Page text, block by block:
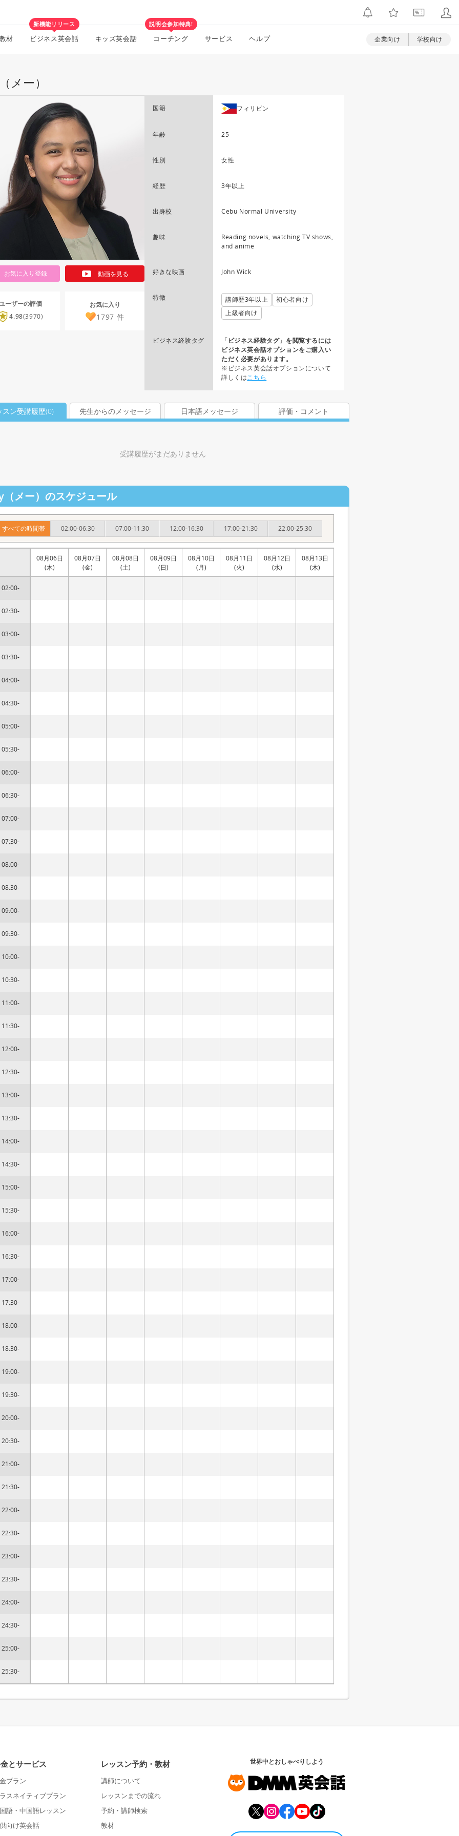
材
新機能リリース
ビジネス英会話 キッズ英会話
説明会参加特典!
コーチング サービス ヘルプ 企業向け 学校向け
メー）
お気に入り登録 動画を見る
ーザーの評価
4.98(3970)
お気に入り
1797 件
国籍 フィリピン
年齢 25
性別 女性
経歴 3年以上
出身校 Cebu Normal University
趣味
Reading novels, watching TV shows,
and anime
好きな映画 John Wick
特徴 講師歴3年以上
初心者向け
上級者向け
ビジネス経験タグ
「ビジネス経験タグ」を閲覧するには
ビジネス英会話オプションをご購入い
ただく必要があります。
※ビジネス英会話オプションについて
詳しくはこちら
スン受講履歴(0) 先生からのメッセージ 日本語メッセージ 評価・コメント
受講履歴がまだありません
メー）のスケジュール
すべての時間帯 02:00-06:30 07:00-11:30 12:00-16:30 17:00-21:30 22:00-25:30
02:00-
02:30-
03:00-
03:30-
04:00-
04:30-
05:00-
05:30-
06:00-
06:30-
07:00-
07:30-
08:00-
08:30-
09:00-
09:30-
10:00-
10:30-
11:00-
11:30-
12:00-
12:30-
13:00-
13:30-
14:00-
14:30-
15:00-
15:30-
16:00-
16:30-
17:00-
17:30-
18:00-
18:30-
19:00-
19:30-
20:00-
20:30-
21:00-
21:30-
22:00-
22:30-
23:00-
23:30-
24:00-
24:30-
25:00-
25:30-
08月06日
(木)
08月07日
(金)
08月08日
(土)
08月09日
(日)
08月10日
(月)
08月11日
(火)
08月12日
(水)
08月13日
(木)
とサービス
プラン
スネイティブプラン
語・中国語レッスン
向け英会話
レッスン予約・教材
講師について
レッスンまでの流れ
予約・講師検索
教材
世界中とおしゃべりしよう